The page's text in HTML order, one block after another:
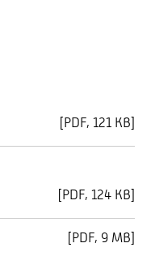
PDF 121 KB]
PDF 124 KB]
PDF 9 MB]